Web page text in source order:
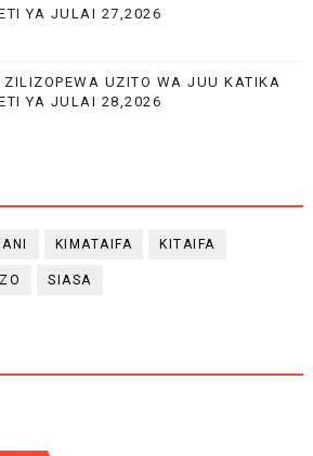
YA JULAI 27,2026
ZILIZOPEWA UZITO WA JUU KATIKA
YA JULAI 28,2026
KIMATAIFA KITAIFA
SIASA